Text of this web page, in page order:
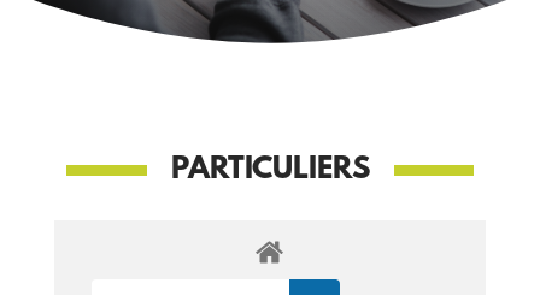
PARTICULIERS